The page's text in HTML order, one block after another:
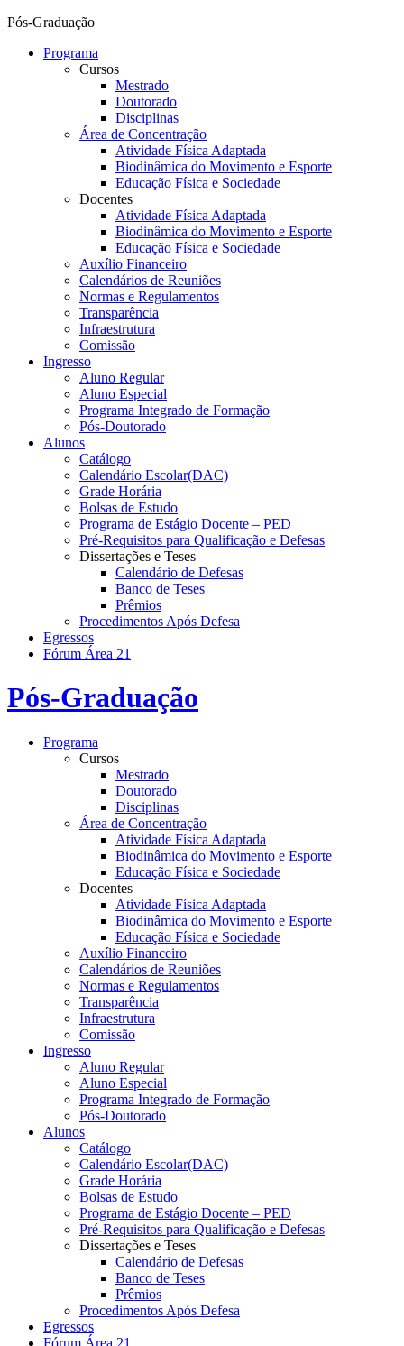
Pós-Graduação
Programa
Cursos
Mestrado
Doutorado
Disciplinas
Área de Concentração
Atividade Física Adaptada
Biodinâmica do Movimento e Esporte
Educação Física e Sociedade
Docentes
Atividade Física Adaptada
Biodinâmica do Movimento e Esporte
Educação Física e Sociedade
Auxílio Financeiro
Calendários de Reuniões
Normas e Regulamentos
Transparência
Infraestrutura
Comissão
Ingresso
Aluno Regular
Aluno Especial
Programa Integrado de Formação
Pós-Doutorado
Alunos
Catálogo
Calendário Escolar(DAC)
Grade Horária
Bolsas de Estudo
Programa de Estágio Docente – PED
Pré-Requisitos para Qualificação e Defesas
Dissertações e Teses
Calendário de Defesas
Banco de Teses
Prêmios
Procedimentos Após Defesa
Egressos
Fórum Área 21
Pós-Graduação
Programa
Cursos
Mestrado
Doutorado
Disciplinas
Área de Concentração
Atividade Física Adaptada
Biodinâmica do Movimento e Esporte
Educação Física e Sociedade
Docentes
Atividade Física Adaptada
Biodinâmica do Movimento e Esporte
Educação Física e Sociedade
Auxílio Financeiro
Calendários de Reuniões
Normas e Regulamentos
Transparência
Infraestrutura
Comissão
Ingresso
Aluno Regular
Aluno Especial
Programa Integrado de Formação
Pós-Doutorado
Alunos
Catálogo
Calendário Escolar(DAC)
Grade Horária
Bolsas de Estudo
Programa de Estágio Docente – PED
Pré-Requisitos para Qualificação e Defesas
Dissertações e Teses
Calendário de Defesas
Banco de Teses
Prêmios
Procedimentos Após Defesa
Egressos
Fórum Área 21